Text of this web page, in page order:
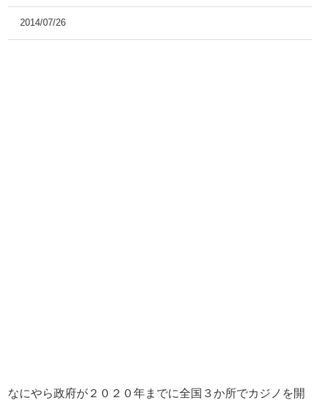
2014/07/26
なにやら政府が２０２０年までに全国３か所でカジノを開